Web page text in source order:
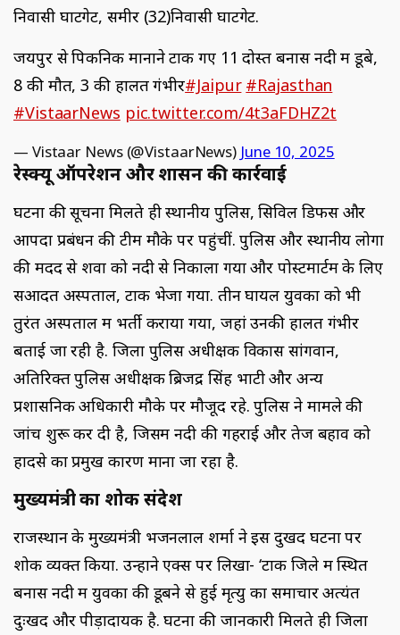
निवासी घाटगेट, समीर (32)निवासी घाटगेट.
जयपुर से पिकनिक मानाने टोंक गए 11 दोस्त बनास नदी में डूबे,
8 की मौत, 3 की हालत गंभीर#Jaipur #Rajasthan
#VistaarNews pic.twitter.com/4t3aFDHZ2t
— Vistaar News (@VistaarNews) June 10, 2025
रेस्क्यू ऑपरेशन और प्रशासन की कार्रवाई
घटना की सूचना मिलते ही स्थानीय पुलिस, सिविल डिफेंस और
आपदा प्रबंधन की टीमें मौके पर पहुंचीं. पुलिस और स्थानीय लोगों
की मदद से शवों को नदी से निकाला गया और पोस्टमार्टम के लिए
सआदत अस्पताल, टोंक भेजा गया. तीन घायल युवकों को भी
तुरंत अस्पताल में भर्ती कराया गया, जहां उनकी हालत गंभीर
बताई जा रही है. जिला पुलिस अधीक्षक विकास सांगवान,
अतिरिक्त पुलिस अधीक्षक ब्रिजेंद्र सिंह भाटी और अन्य
प्रशासनिक अधिकारी मौके पर मौजूद रहे. पुलिस ने मामले की
जांच शुरू कर दी है, जिसमें नदी की गहराई और तेज बहाव को
हादसे का प्रमुख कारण माना जा रहा है.
मुख्यमंत्री का शोक संदेश
राजस्थान के मुख्यमंत्री भजनलाल शर्मा ने इस दुखद घटना पर
शोक व्यक्त किया. उन्होंने एक्स पर लिखा- ‘टोंक जिले में स्थित
बनास नदी में युवकों की डूबने से हुई मृत्यु का समाचार अत्यंत
दुःखद और पीड़ादायक है. घटना की जानकारी मिलते ही जिला